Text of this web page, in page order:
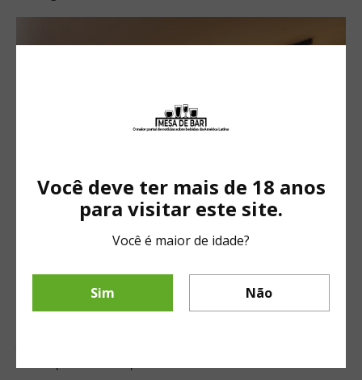
será possível customizar kits de alimentos e bebidas com
lindas embalagens presenteáveis e cartões especiais, e o
Você deve ter mais de 18 anos
para visitar este site.
Você é maior de idade?
Sim Não